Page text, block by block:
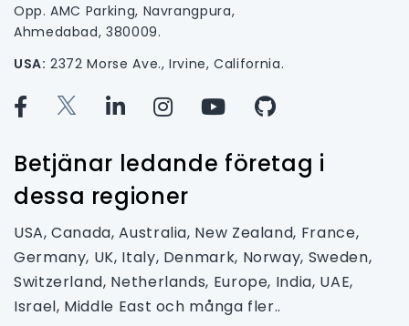
Opp. AMC Parking, Navrangpura,
Ahmedabad, 380009.
USA: 2372 Morse Ave., Irvine, California.
Betjänar ledande företag i
dessa regioner
USA, Canada, Australia, New Zealand, France,
Germany, UK, Italy, Denmark, Norway, Sweden,
Switzerland, Netherlands, Europe, India, UAE,
Israel, Middle East och många fler..